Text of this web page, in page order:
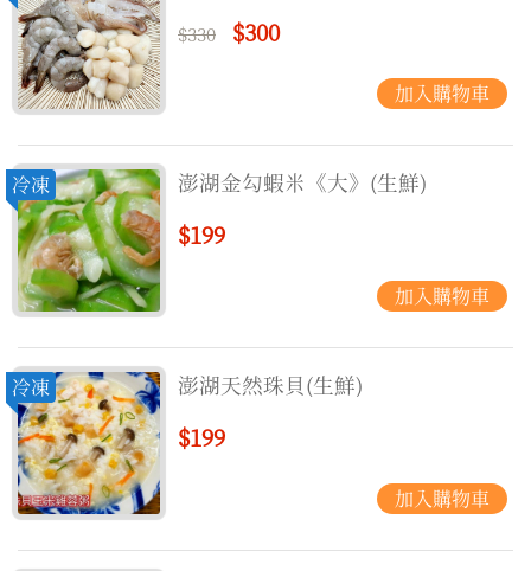
$330 $300
冷凍 澎湖金勾蝦米《大》(生鮮)
$199
冷凍 澎湖天然珠貝(生鮮)
$199